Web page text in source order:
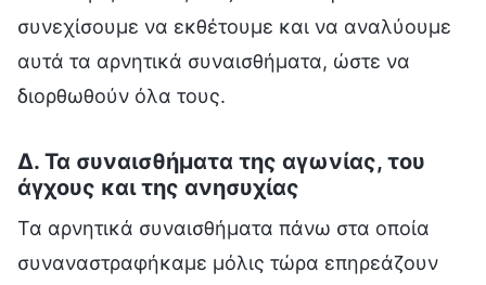
συνεχίσουμε να εκθέτουμε και να αναλύουμε
αυτά τα αρνητικά συναισθήματα, ώστε να
διορθωθούν όλα τους.
Δ. Τα συναισθήματα της αγωνίας, του
άγχους και της ανησυχίας
Τα αρνητικά συναισθήματα πάνω στα οποία
συναναστραφήκαμε μόλις τώρα επηρεάζουν